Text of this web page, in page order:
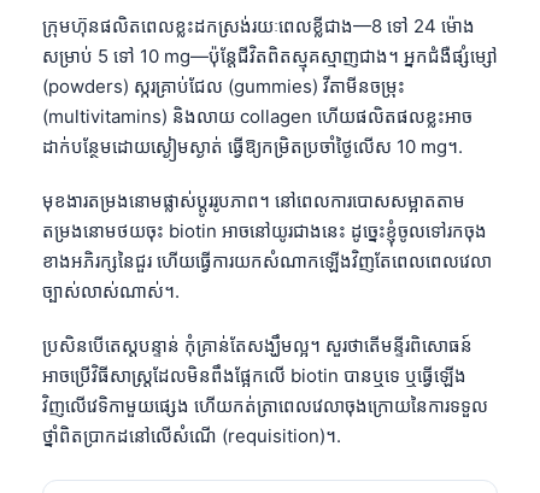
ក្រុមហ៊ុនផលិតពេលខ្លះដកស្រង់រយៈពេលខ្លីជាង—8 ទៅ 24 ម៉ោង
សម្រាប់ 5 ទៅ 10 mg—ប៉ុន្តែជីវិតពិតស្មុគស្មាញជាង។ អ្នកជំងឺផ្សំម្សៅ
(powders) ស្ករគ្រាប់ជែល (gummies) វីតាមីនចម្រុះ
(multivitamins) និងលាយ collagen ហើយផលិតផលខ្លះអាច
ដាក់បន្ថែមដោយស្ងៀមស្ងាត់ ធ្វើឱ្យកម្រិតប្រចាំថ្ងៃលើស 10 mg។.
មុខងារតម្រងនោមផ្លាស់ប្តូររូបភាព។ នៅពេលការបោសសម្អាតតាម
តម្រងនោមថយចុះ biotin អាចនៅយូរជាងនេះ ដូច្នេះខ្ញុំចូលទៅរកចុង
ខាងអភិរក្សនៃជួរ ហើយធ្វើការយកសំណាកឡើងវិញតែពេលពេលវេលា
ច្បាស់លាស់ណាស់។.
ប្រសិនបើតេស្តបន្ទាន់ កុំគ្រាន់តែសង្ឃឹមល្អ។ សួរថាតើមន្ទីរពិសោធន៍
អាចប្រើវិធីសាស្ត្រដែលមិនពឹងផ្អែកលើ biotin បានឬទេ ឬធ្វើឡើង
វិញលើវេទិកាមួយផ្សេង ហើយកត់ត្រាពេលវេលាចុងក្រោយនៃការទទួល
ថ្នាំពិតប្រាកដនៅលើសំណើ (requisition)។.